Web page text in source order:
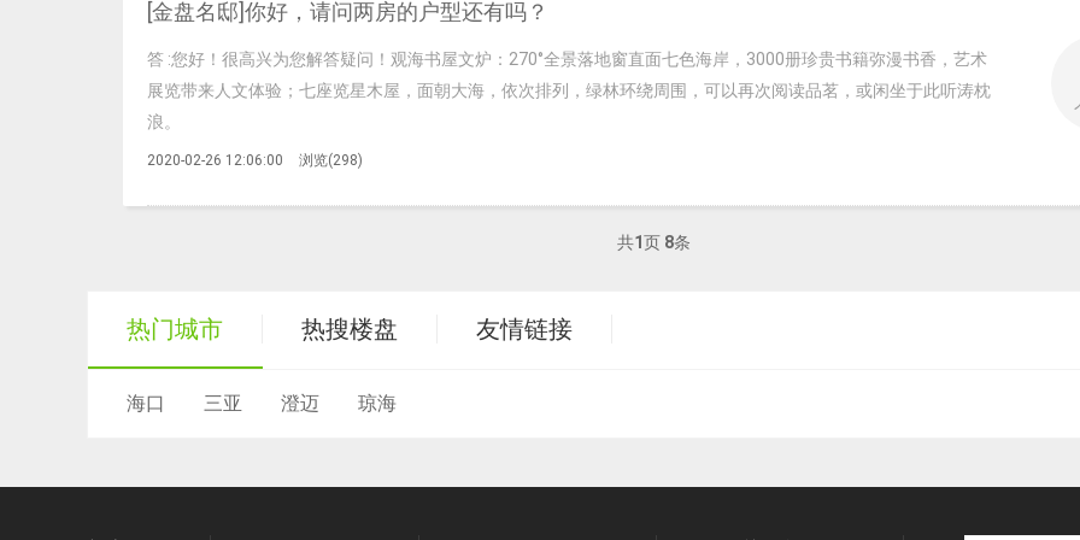
[金盘名邸]你好，请问两房的户型还有吗？
答 :您好！很高兴为您解答疑问！观海书屋文炉：270°全景落地窗直面七色海岸，3000册珍贵书籍弥漫书香，艺术
展览带来人文体验；七座览星木屋，面朝大海，依次排列，绿林环绕周围，可以再次阅读品茗，或闲坐于此听涛枕
浪。
2020-02-26 12:06:00 浏览(298)
共1页 8条
热门城市 热搜楼盘 友情链接
海口 三亚 澄迈 琼海